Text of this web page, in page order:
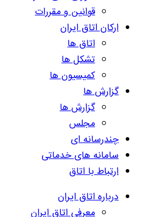
قوانین و مقررات
ارکان اتاق ایران
اتاق ها
تشکل ها
کمیسیون ها
گزارش ها
گزارش ها
مجلس
چندرسانه ای
سامانه های خدماتی
ارتباط با اتاق
درباره اتاق ایران
معرفی اتاق ایران